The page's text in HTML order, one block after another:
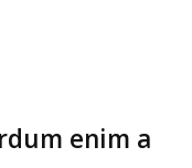
enim a